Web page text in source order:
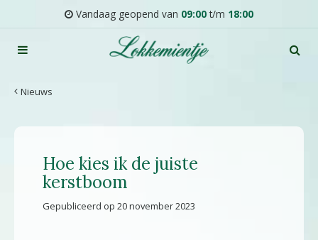
Nieuws
Vandaag geopend van 09:00t/m 18:00
Hoe kies ik de juiste
kerstboom
Gepubliceerd op 20 november 2023